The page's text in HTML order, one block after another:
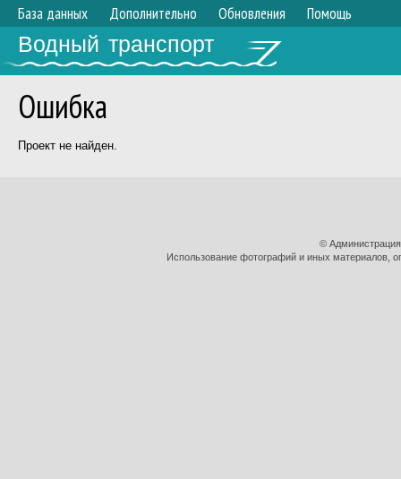
База данных Дополнительно Обновления Помощь
Водный транспорт
Ошибка
Проект не найден.
©
Использование фотографий и иных материалов,